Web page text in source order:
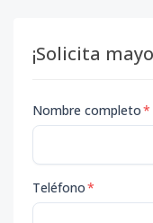
¡Solicita
Nombre completo*
Teléfono*